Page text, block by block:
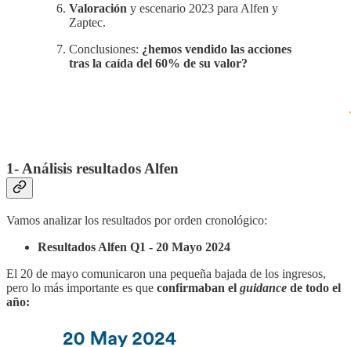
Valoración y escenario 2023 para Alfen y
Zaptec.
Conclusiones: ¿hemos vendido las acciones
tras la caída del 60% de su valor?
1- Análisis resultados Alfen
Vamos analizar los resultados por orden cronológico:
Resultados Alfen Q1 - 20 Mayo 2024
El 20 de mayo comunicaron una pequeña bajada de los ingresos,
pero lo más importante es que confirmaban el guidance de todo el
año: